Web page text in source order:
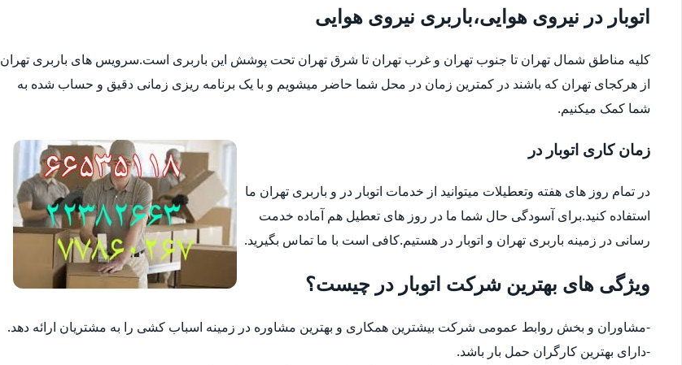
اتوبار در نیروی هوایی،باربری نیروی هوایی
کلیه مناطق شمال تهران تا جنوب تهران و غرب تهران تا شرق تهران تحت پوشش این باربری است.سرویس های باربری تهران
از هرکجای تهران که باشند در کمترین زمان در محل شما حاضر میشویم و با یک برنامه ریزی زمانی دقیق و حساب شده به
شما کمک میکنیم.
زمان کاری اتوبار در
در تمام روز های هفته وتعطیلات میتوانید از خدمات اتوبار در و باربری تهران ما
استفاده کنید.برای آسودگی حال شما ما در روز های تعطیل هم آماده خدمت
رسانی در زمینه باربری تهران و اتوبار در هستیم.کافی است با ما تماس بگیرید.
ویژگی های بهترین شرکت اتوبار در چیست؟
-مشاوران و بخش روابط عمومی شرکت بیشترین همکاری و بهترین مشاوره در زمینه اسباب کشی را به مشتریان ارائه دهد.
-دارای بهترین کارگران حمل بار باشد.